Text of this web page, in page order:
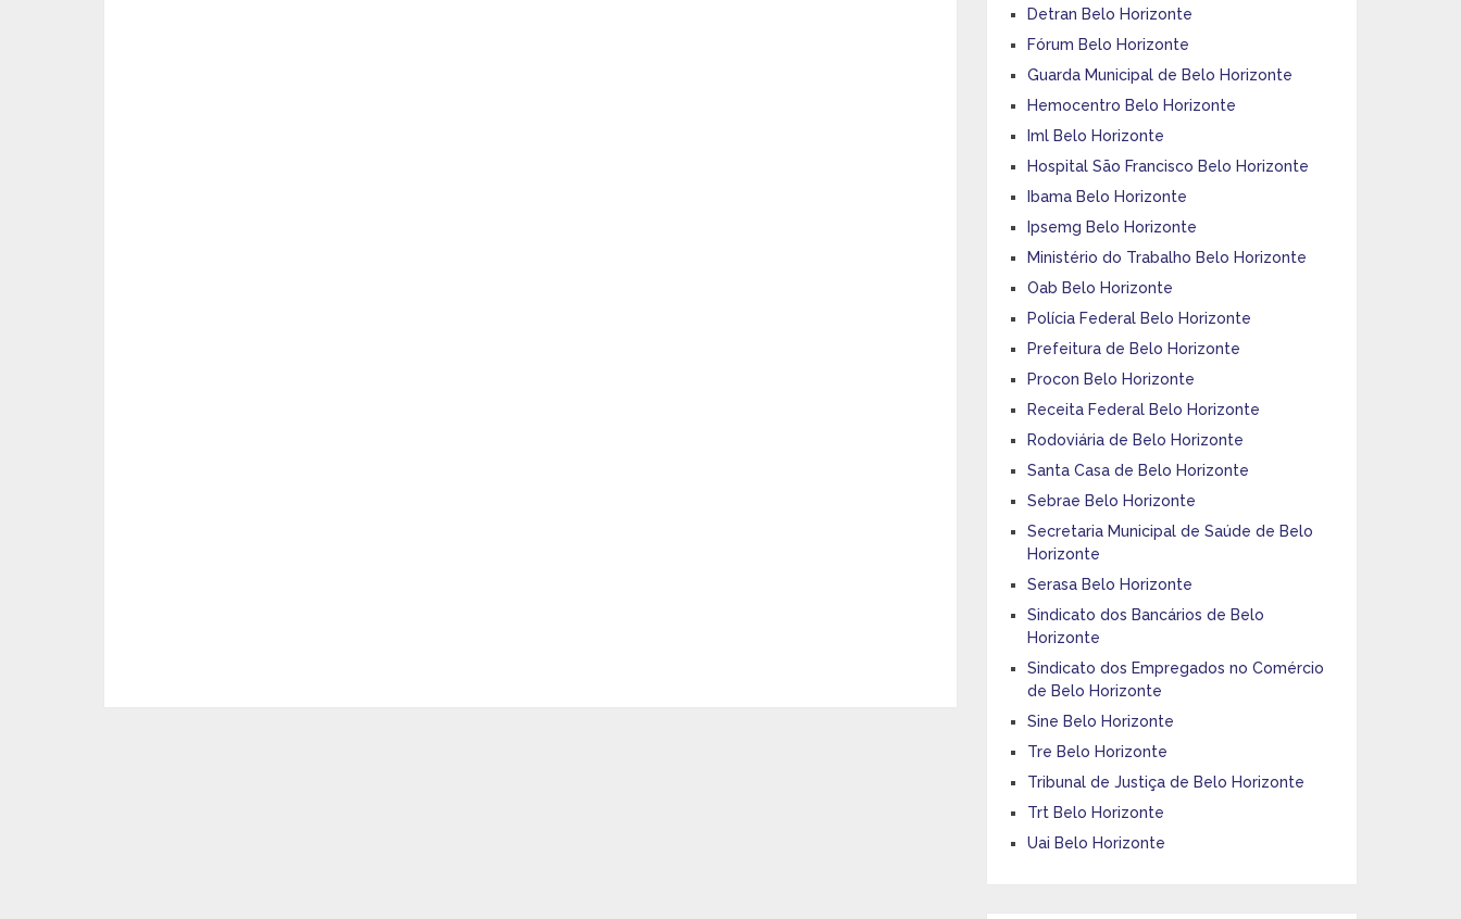
Detran Belo Horizonte
Fórum Belo Horizonte
Guarda Municipal de Belo Horizonte
Hemocentro Belo Horizonte
Iml Belo Horizonte
Hospital São Francisco Belo Horizonte
Ibama Belo Horizonte
Ipsemg Belo Horizonte
Ministério do Trabalho Belo Horizonte
Oab Belo Horizonte
Polícia Federal Belo Horizonte
Prefeitura de Belo Horizonte
Procon Belo Horizonte
Receita Federal Belo Horizonte
Rodoviária de Belo Horizonte
Santa Casa de Belo Horizonte
Sebrae Belo Horizonte
Secretaria Municipal de Saúde de Belo
Horizonte
Serasa Belo Horizonte
Sindicato dos Bancários de Belo
Horizonte
Sindicato dos Empregados no Comércio
de Belo Horizonte
Sine Belo Horizonte
Tre Belo Horizonte
Tribunal de Justiça de Belo Horizonte
Trt Belo Horizonte
Uai Belo Horizonte